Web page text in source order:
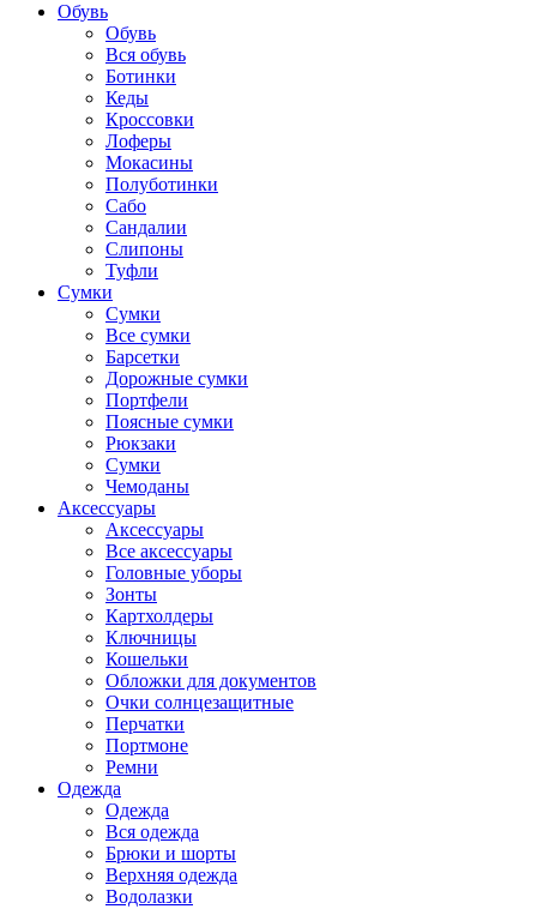
Обувь
Обувь
Вся обувь
Ботинки
Кеды
Кроссовки
Лоферы
Мокасины
Полуботинки
Сабо
Сандалии
Слипоны
Туфли
Сумки
Сумки
Все сумки
Барсетки
Дорожные сумки
Портфели
Поясные сумки
Рюкзаки
Сумки
Чемоданы
Аксессуары
Аксессуары
Все аксессуары
Головные уборы
Зонты
Картхолдеры
Ключницы
Кошельки
Обложки для документов
Очки солнцезащитные
Перчатки
Портмоне
Ремни
Одежда
Одежда
Вся одежда
Брюки и шорты
Верхняя одежда
Водолазки